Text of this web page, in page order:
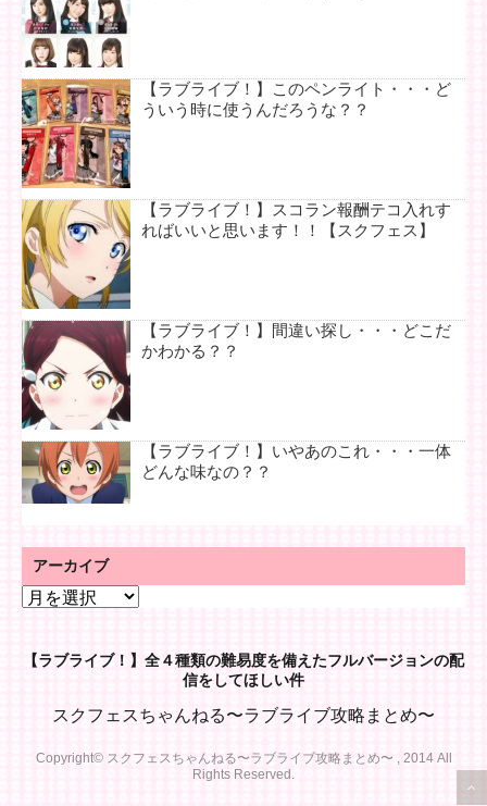
【ラブライブ！】このペンライト・・・ど
ういう時に使うんだろうな？？
【ラブライブ！】スコラン報酬テコ入れす
ればいいと思います！！【スクフェス】
【ラブライブ！】間違い探し・・・どこだ
かわかる？？
【ラブライブ！】いやあのこれ・・・一体
どんな味なの？？
アーカイブ
ア
イ【ラブライブ！】全４種類の難易度を備えたフルバージョンの配
信をしてほしい件
スクフェスちゃんねる〜ラブライブ攻略まとめ〜
Copyright© スクフェスちゃんねる〜ラブライブ攻略まとめ〜 , 2014 All
Rights Reserved.